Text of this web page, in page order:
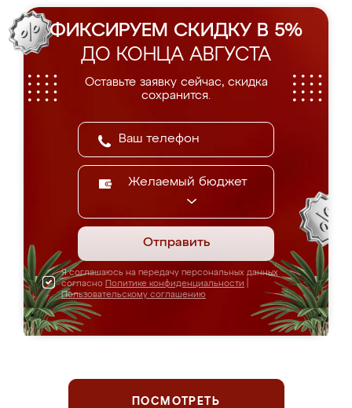
ФИКСИРУЕМ СКИДКУ В 5%
ДО КОНЦА АВГУСТА
Оставьте заявку сейчас, скидка
сохранится.
Желаемый бюджет
Отправить
Я соглашаюсь на передачу персональных данных
согласно Политике конфиденциальности
Пользовательскому соглашению
ПОСМОТРЕТЬ